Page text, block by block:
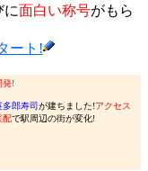
に面白い称号がもら
ート!
発!
多郎寿司が建ちました!アクセス
配で駅周辺の街が変化!